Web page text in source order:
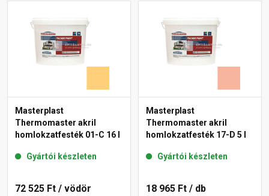
Masterplast
Thermomaster akril
homlokzatfesték 01-C 16 l
Gyártói készleten
72 525 Ft / vödör
Masterplast
Thermomaster akril
homlokzatfesték 17-D 5 l
Gyártói készleten
18 965 Ft / db